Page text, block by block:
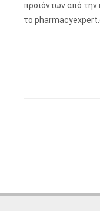
προϊόντων από την
το